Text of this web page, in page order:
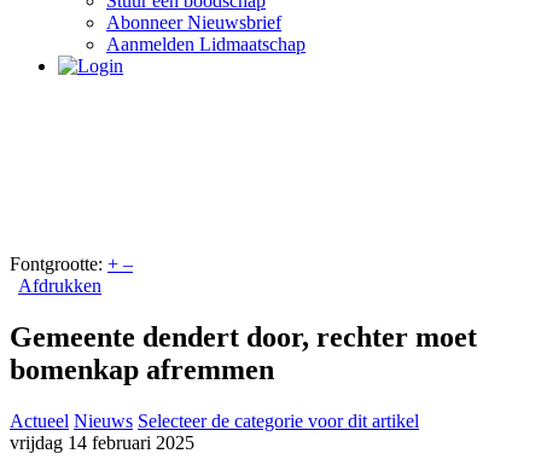
Abonneer Nieuwsbrief
Aanmelden Lidmaatschap
Fontgrootte: + –
Afdrukken
Gemeente dendert door, rechter moet
bomenkap afremmen
Actueel Nieuws Selecteer de categorie voor dit artikel
vrijdag 14 februari 2025